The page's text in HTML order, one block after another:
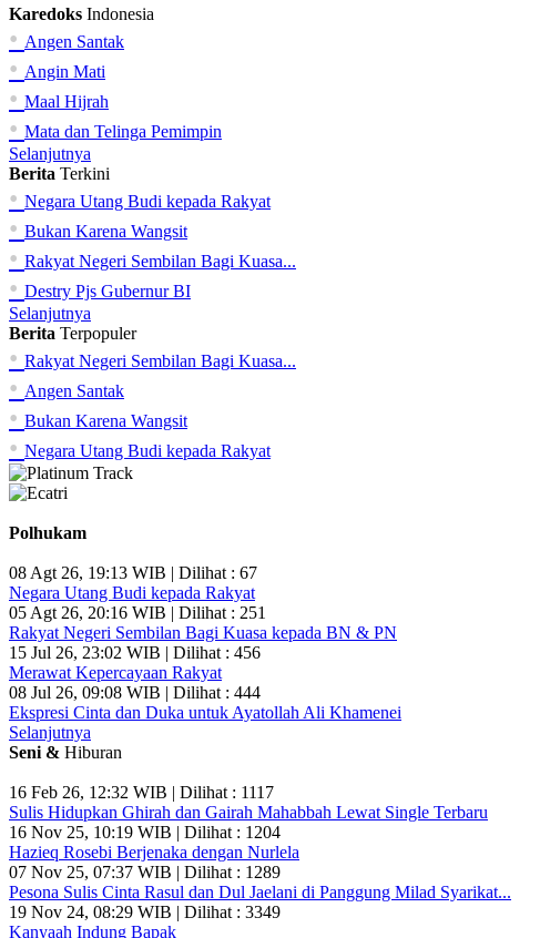
Karedoks Indonesia
• Angen Santak
• Angin Mati
• Maal Hijrah
• Mata dan Telinga Pemimpin
Selanjutnya
Berita Terkini
• Negara Utang Budi kepada Rakyat
• Bukan Karena Wangsit
• Rakyat Negeri Sembilan Bagi Kuasa...
• Destry Pjs Gubernur BI
Selanjutnya
Berita Terpopuler
• Rakyat Negeri Sembilan Bagi Kuasa...
• Angen Santak
• Bukan Karena Wangsit
• Negara Utang Budi kepada Rakyat
Polhukam
08 Agt 26, 19:13 WIB | Dilihat : 67
Negara Utang Budi kepada Rakyat
05 Agt 26, 20:16 WIB | Dilihat : 251
Rakyat Negeri Sembilan Bagi Kuasa kepada BN & PN
15 Jul 26, 23:02 WIB | Dilihat : 456
Merawat Kepercayaan Rakyat
08 Jul 26, 09:08 WIB | Dilihat : 444
Ekspresi Cinta dan Duka untuk Ayatollah Ali Khamenei
Selanjutnya
Seni & Hiburan
16 Feb 26, 12:32 WIB | Dilihat : 1117
Sulis Hidupkan Ghirah dan Gairah Mahabbah Lewat Single Terbaru
16 Nov 25, 10:19 WIB | Dilihat : 1204
Hazieq Rosebi Berjenaka dengan Nurlela
07 Nov 25, 07:37 WIB | Dilihat : 1289
Pesona Sulis Cinta Rasul dan Dul Jaelani di Panggung Milad Syarikat...
19 Nov 24, 08:29 WIB | Dilihat : 3349
Kanyaah Indung Bapak